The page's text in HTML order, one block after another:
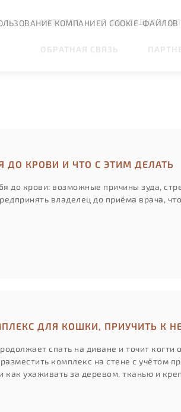
КАТАЛОГ ДОСТАВКА И
ОБРАТНАЯ СВЯЗЬ
КРОВИ И ЧТО С ЭТИМ ДЕЛАТЬ
до крови: возможные причины зуда,
владелец до приёма врача,
ДЛЯ КОШКИ, ПРИУЧИТЬ К
спать на диване и точит когти
комплекс на стене с учётом
ухаживать за деревом, тканью и
КОМПАНИЕЙ COOKIE-